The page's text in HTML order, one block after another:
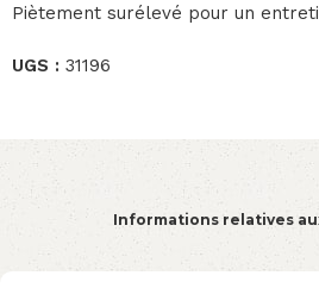
Piètement surélevé pour un
UGS : 31196
Informations relatives